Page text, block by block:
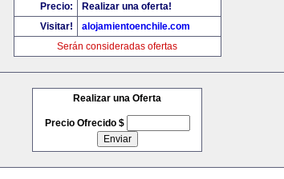
Precio:
Realizar una oferta!
Visitar!
alojamientoenchile.com
Serán consideradas ofertas
Realizar una Oferta
Precio Ofrecido $